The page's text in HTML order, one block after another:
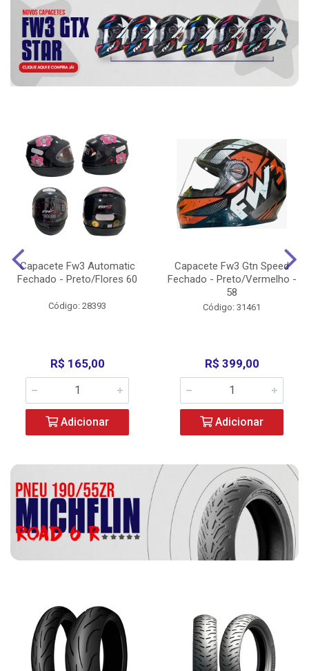
Capacete Fw3 Automatic
Fechado - Preto/Flores 60
Código: 28393
R$ 165,00
Adicionar
Capacete Fw3 Gtn Speed
Fechado - Preto/Vermelho -
58
Código: 31461
R$ 399,00
Adicionar